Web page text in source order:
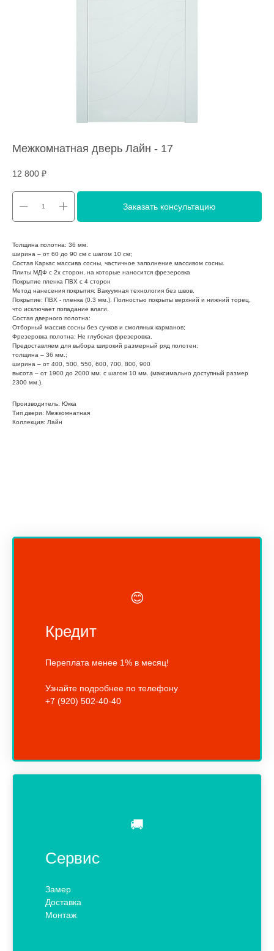
Межкомнатная дверь Лайн - 17
12 800 ₽
Заказать консультацию
Толщина полотна: 36 мм.
ширина – от 60 до 90 см с шагом 10 см;
Состав Каркас массива сосны, частичное заполнение массивом сосны.
Плиты МДФ с 2х сторон, на которые наносится фрезеровка
Покрытие пленка ПВХ с 4 сторон
Метод нанесения покрытия: Вакуумная технология без швов.
Покрытие: ПВХ - пленка (0.3 мм.). Полностью покрыты верхний и нижний торец,
что исключает попадание влаги.
Состав дверного полотна:
Отборный массив сосны без сучков и смоляных карманов;
Фрезеровка полотна: Не глубокая фрезеровка.
Предоставляем для выбора широкий размерный ряд полотен:
толщина – 36 мм.;
ширина – от 400, 500, 550, 600, 700, 800, 900
высота – от 1900 до 2000 мм. с шагом 10 мм. (максимально доступный размер
2300 мм.).
Производитель: Юкка
Тип двери: Межкомнатная
Коллекция: Лайн
😊
Кредит
Переплата менее 1% в месяц!
Узнайте подробнее по телефону
+7 (920) 502-40-40
🚚
Сервис
Замер
Доставка
Монтаж